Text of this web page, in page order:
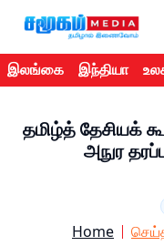
இலங்கை இந்தியா
தமிழ்த் தேசியக்
அநுர
Home